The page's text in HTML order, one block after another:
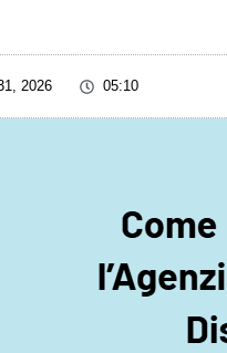
2026 05:10